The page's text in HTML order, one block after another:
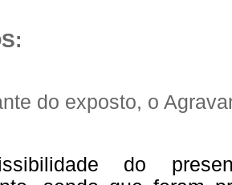
do exposto, o
do